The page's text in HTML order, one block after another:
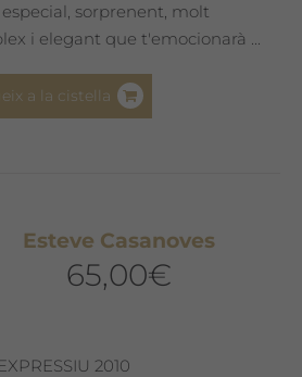
especial, sorprenent, molt
i elegant que t'emocionarà ...
a la cistella
Esteve Casanoves
65,00€
2010